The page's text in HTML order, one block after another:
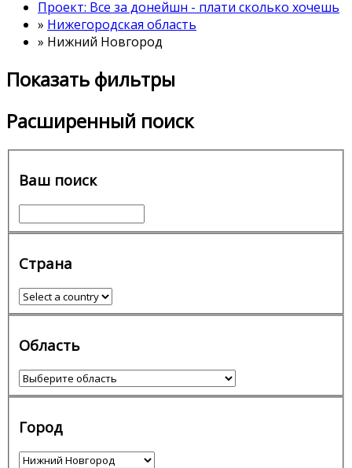
Проект: Все за донейшн - плати сколько хочешь
» Нижегородская область
» Нижний Новгород
Показать фильтры
Расширенный поиск
Ваш поиск
Страна
Область
Город